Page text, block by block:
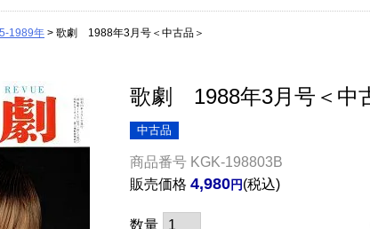
1989年 歌劇 1988年3月号＜中古品＞
歌劇 1988年3月号＜中
中古品
商品番号 KGK-198803B
販売価格 4,980 税込